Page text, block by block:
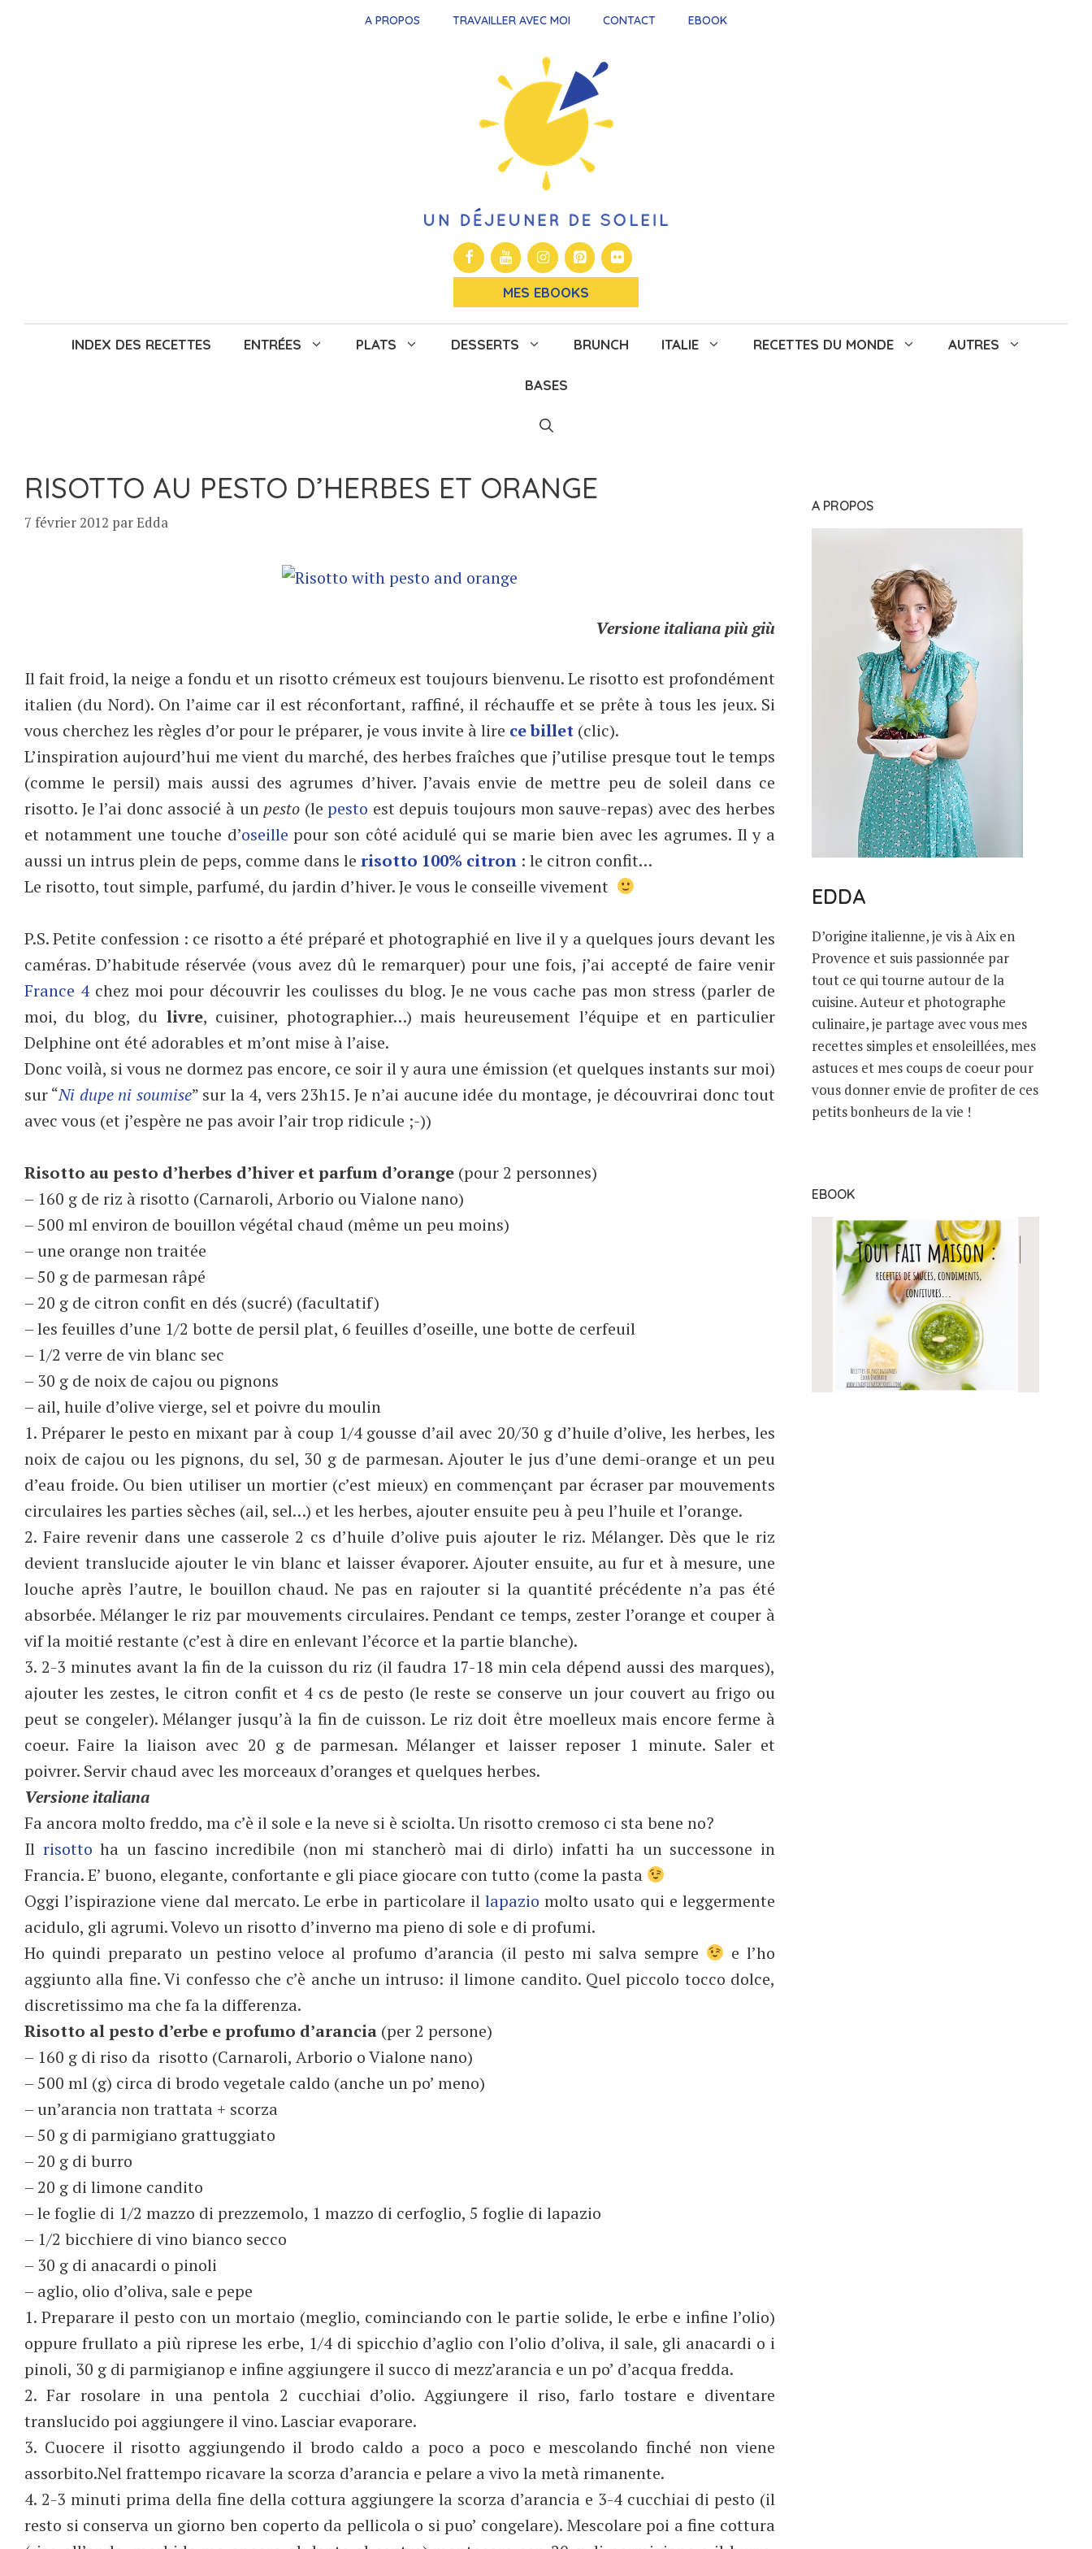
A PROPOS TRAVAILLER AVEC MOI CONTACT EBOOK
MES EBOOKS
INDEX DES RECETTES ENTRÉES PLATS DESSERTS BRUNCH ITALIE RECETTES DU MONDE AUTRES
BASES
RISOTTO AU PESTO D’HERBES ET ORANGE
7 février 2012 parEdda
Versione italiana più giù
Il fait froid, la neige a fondu et un risotto crémeux est toujours bienvenu. Le risotto est profondément
italien (du Nord). On l’aime car il est réconfortant, raffiné, il réchauffe et se prête à tous les jeux. Si
vous cherchez les règles d’or pour le préparer, je vous invite à lire ce billet (clic).
L’inspiration aujourd’hui me vient du marché, des herbes fraîches que j’utilise presque tout le temps
(comme le persil) mais aussi des agrumes d’hiver. J’avais envie de mettre peu de soleil dans ce
risotto. Je l’ai donc associé à un pesto (lepesto est depuis toujours mon sauve-repas) avec des herbes
et notamment une touche d’oseille pour son côté acidulé qui se marie bien avec les agrumes. Il y a
aussi un intrus plein de peps, comme dans le risotto 100% citron : le citron confit…
Le risotto, tout simple, parfumé, du jardin d’hiver. Je vous le conseille vivement
P.S. Petite confession : ce risotto a été préparé et photographié en live il y a quelques jours devant les
caméras. D’habitude réservée (vous avez dû le remarquer) pour une fois, j’ai accepté de faire venir
France 4 chez moi pour découvrir les coulisses du blog. Je ne vous cache pas mon stress (parler de
moi, du blog, du livre, cuisiner, photographier…) mais heureusement l’équipe et en particulier
Delphine ont été adorables et m’ont mise à l’aise.
Donc voilà, si vous ne dormez pas encore, ce soir il y aura une émission (et quelques instants sur moi)
sur “Ni dupe ni soumise” sur la 4, vers 23h15. Je n’ai aucune idée du montage, je découvrirai donc tout
avec vous (et j’espère ne pas avoir l’air trop ridicule ;-))
Risotto au pesto d’herbes d’hiver et parfum d’orange (pour 2 personnes)
– 160 g de riz à risotto (Carnaroli, Arborio ou Vialone nano)
– 500 ml environ de bouillon végétal chaud (même un peu moins)
– une orange non traitée
– 50 g de parmesan râpé
– 20 g de citron confit en dés (sucré) (facultatif)
– les feuilles d’une 1/2 botte de persil plat, 6 feuilles d’oseille, une botte de cerfeuil
– 1/2 verre de vin blanc sec
– 30 g de noix de cajou ou pignons
– ail, huile d’olive vierge, sel et poivre du moulin
1. Préparer le pesto en mixant par à coup 1/4 gousse d’ail avec 20/30 g d’huile d’olive, les herbes, les
noix de cajou ou les pignons, du sel, 30 g de parmesan. Ajouter le jus d’une demi-orange et un peu
d’eau froide. Ou bien utiliser un mortier (c’est mieux) en commençant par écraser par mouvements
circulaires les parties sèches (ail, sel…) et les herbes, ajouter ensuite peu à peu l’huile et l’orange.
2. Faire revenir dans une casserole 2 cs d’huile d’olive puis ajouter le riz. Mélanger. Dès que le riz
devient translucide ajouter le vin blanc et laisser évaporer. Ajouter ensuite, au fur et à mesure, une
louche après l’autre, le bouillon chaud. Ne pas en rajouter si la quantité précédente n’a pas été
absorbée. Mélanger le riz par mouvements circulaires. Pendant ce temps, zester l’orange et couper à
vif la moitié restante (c’est à dire en enlevant l’écorce et la partie blanche).
3. 2-3 minutes avant la fin de la cuisson du riz (il faudra 17-18 min cela dépend aussi des marques),
ajouter les zestes, le citron confit et 4 cs de pesto (le reste se conserve un jour couvert au frigo ou
peut se congeler). Mélanger jusqu’à la fin de cuisson. Le riz doit être moelleux mais encore ferme à
coeur. Faire la liaison avec 20 g de parmesan. Mélanger et laisser reposer 1 minute. Saler et
poivrer. Servir chaud avec les morceaux d’oranges et quelques herbes.
Versione italiana
Fa ancora molto freddo, ma c’è il sole e la neve si è sciolta. Un risotto cremoso ci sta bene no?
Il risotto ha un fascino incredibile (non mi stancherò mai di dirlo) infatti ha un successone in
Francia. E’ buono, elegante, confortante e gli piace giocare con tutto (come la pasta
Oggi l’ispirazione viene dal mercato. Le erbe in particolare il lapazio molto usato qui e leggermente
acidulo, gli agrumi. Volevo un risotto d’inverno ma pieno di sole e di profumi.
Ho quindi preparato un pestino veloce al profumo d’arancia (il pesto mi salva sempre
e l’ho
aggiunto alla fine. Vi confesso che c’è anche un intruso: il limone candito. Quel piccolo tocco dolce,
discretissimo ma che fa la differenza.
Risotto al pesto d’erbe e profumo d’arancia (per 2 persone)
– 160 g di riso da risotto (Carnaroli, Arborio o Vialone nano)
– 500 ml (g) circa di brodo vegetale caldo (anche un po’ meno)
– un’arancia non trattata + scorza
– 50 g di parmigiano grattuggiato
– 20 g di burro
– 20 g di limone candito
– le foglie di 1/2 mazzo di prezzemolo, 1 mazzo di cerfoglio, 5 foglie di lapazio
– 1/2 bicchiere di vino bianco secco
– 30 g di anacardi o pinoli
– aglio, olio d’oliva, sale e pepe
1. Preparare il pesto con un mortaio (meglio, cominciando con le partie solide, le erbe e infine l’olio)
oppure frullato a più riprese les erbe, 1/4 di spicchio d’aglio con l’olio d’oliva, il sale, gli anacardi o i
pinoli, 30 g di parmigianop e infine aggiungere il succo di mezz’arancia e un po’ d’acqua fredda.
2. Far rosolare in una pentola 2 cucchiai d’olio. Aggiungere il riso, farlo tostare e diventare
translucido poi aggiungere il vino. Lasciar evaporare.
3. Cuocere il risotto aggiungendo il brodo caldo a poco a poco e mescolando finché non viene
assorbito.Nel frattempo ricavare la scorza d’arancia e pelare a vivo la metà rimanente.
4. 2-3 minuti prima della fine della cottura aggiungere la scorza d’arancia e 3-4 cucchiai di pesto (il
resto si conserva un giorno ben coperto da pellicola o si puo’ congelare). Mescolare poi a fine cottura
A PROPOS
EDDA
D’origine italienne, je vis à Aix en
Provence et suis passionnée par
tout ce qui tourne autour de la
cuisine. Auteur et photographe
culinaire, je partage avec vous mes
recettes simples et ensoleillées, mes
astuces et mes coups de coeur pour
vous donner envie de profiter de ces
petits bonheurs de la vie !
EBOOK